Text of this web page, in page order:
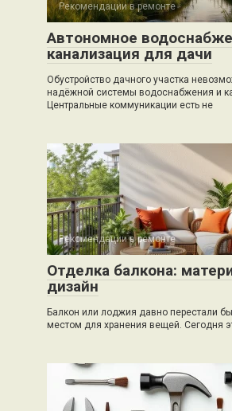
Рекомендации в ремонте
Автономное
канализация для дачи
Обустройство дачного участка
надёжной системы водоснабжения и
Центральные коммуникации есть не
Рекомендации в ремонте
Отделка балкона:
дизайн
Балкон или лоджия давно перестали
местом для хранения вещей. Сегодня